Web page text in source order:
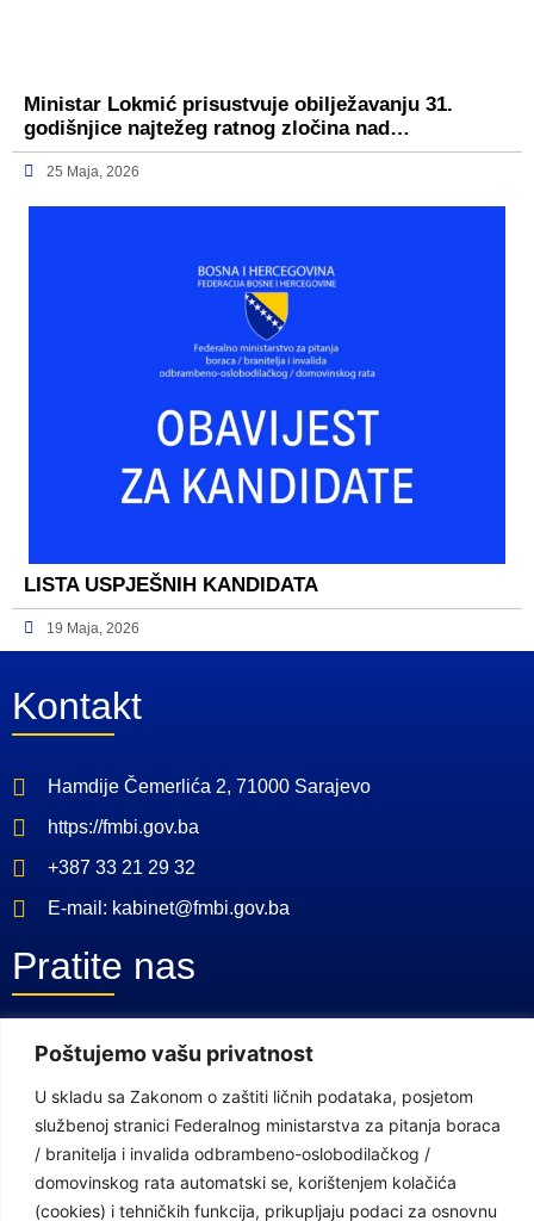
Poštujemo vašu privatnost
U skladu sa Zakonom o zaštiti ličnih podataka, posjetom
službenoj stranici Federalnog ministarstva za pitanja boraca
/ branitelja i invalida odbrambeno-oslobodilačkog /
domovinskog rata automatski se, korištenjem kolačića
(cookies) i tehničkih funkcija, prikupljaju podaci za osnovnu
Ministar Lokmić prisustvuje obilježavanju 31.
godišnjice najtežeg ratnog zločina nad…
25 Maja, 2026
LISTA USPJEŠNIH KANDIDATA
19 Maja, 2026
Kontakt
Hamdije Čemerlića 2, 71000 Sarajevo
https://fmbi.gov.ba
+387 33 21 29 32
E-mail: kabinet@fmbi.gov.ba
Pratite nas
Facebook Stranica
Youtube Kanal
Linkovi